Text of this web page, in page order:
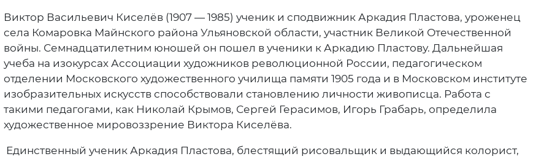
Виктор Васильевич Киселёв (1907 — 1985) ученик и сподвижник Аркадия Пластова, уроженец
села Комаровка Майнского района Ульяновской области, участник Великой Отечественной
войны. Семнадцатилетним юношей он пошел в ученики к Аркадию Пластову. Дальнейшая
учеба на изокурсах Ассоциации художников революционной России, педагогическом
отделении Московского художественного училища памяти 1905 года и в Московском институте
изобразительных искусств способствовали становлению личности живописца. Работа с
такими педагогами, как Николай Крымов, Сергей Герасимов, Игорь Грабарь, определила
художественное мировоззрение Виктора Киселёва.
Единственный ученик Аркадия Пластова, блестящий рисовальщик и выдающийся колорист,